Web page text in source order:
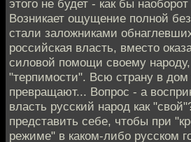
этого не будет - как бы
Возникает ощущение полной
стали заложниками
российская власть, вместо
силовой помощи своему народу,
"терпимости". Всю страну в дом
превращают... Вопрос - а
власть русский народ как
представить себе, чтобы при
режиме" в каком-либо русском